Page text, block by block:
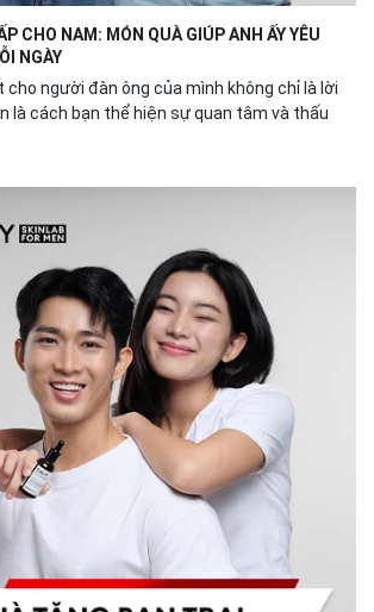
CHO NAM: MÓN QUÀ GIÚP ANH ẤY YÊU
NGÀY
cho người đàn ông của mình không chỉ là lời
là cách bạn thể hiện sự quan tâm và thấu